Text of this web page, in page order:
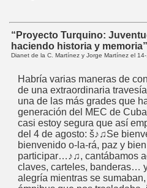
“Proyecto Turquino:
haciendo historia y memoria”
Dianet de la C. Martínez y Jorge Martínez el
Habría varias maneras de
de una extraordinaria
una de las más grades que
generación del MEC de
casi estoy segura que así
del 4 de agosto: š♪♫Se
bienvenido o-la-rá, paz y
participar…♪♫, cantábamos
claves, carteles, banderas…
alegría mientras se